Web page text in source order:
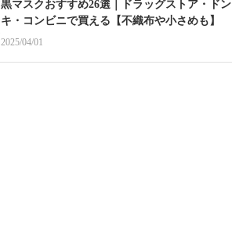
黒マスクおすすめ26選｜ドラッグストア・ドン
キ・コンビニで買える【不織布や小さめも】
2025/04/01